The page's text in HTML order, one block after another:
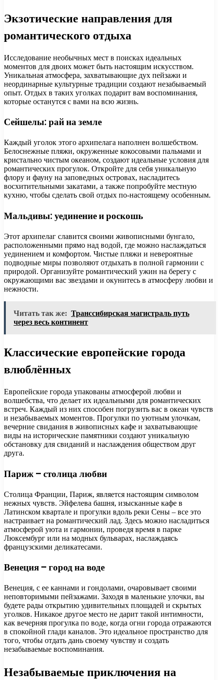
Экзотические направления для
романтического отдыха
Исследование необычных мест в поисках идеальных
моментов для двоих может быть настоящим искусством.
Уникальная атмосфера, захватывающие дух пейзажи и
неординарные культурные традиции создают незабываемый
опыт. Отдых в таких уголках подарит вам воспоминания,
которые останутся с вами на всю жизнь.
Сейшелы: рай на земле
Каждый уголок этого архипелага наполнен волшебством.
Белоснежные пляжи, окруженные кокосовыми пальмами и
кристально чистым океаном, создают идеальные условия для
романтических прогулок. Откройте для себя уникальную
флору и фауну на заповедных островах, насладитесь
восхитительными закатами, а также попробуйте местную
кухню, чтобы сделать свой отдых по-настоящему особенным.
Мальдивы: уединение и роскошь
Этот архипелаг славится своими живописными бунгало,
расположенными прямо над водой, где можно наслаждаться
уединением и комфортом. Чистые пляжи и невероятные
подводные миры позволяют отдыхать в полной гармонии с
природой. Организуйте романтический ужин на берегу с
окружающими вас звездами и окунитесь в атмосферу любви и
нежности.
Читать так же: Транссибирская магистраль путь
через весь континент
Классические европейские города
влюблённых
Европейские города упакованы атмосферой любви и
волшебства, что делает их идеальными для романтических
встреч. Каждый из них способен погрузить вас в океан чувств
и незабываемых моментов. Прогулки по уютным улочкам,
вечерние свидания в живописных кафе и захватывающие
виды на исторические памятники создают уникальную
обстановку для свиданий и наслаждения обществом друг
друга.
Париж – столица любви
Столица Франции, Париж, является настоящим символом
нежных чувств. Эйфелева башня, изысканные кафе в
Латинском квартале и прогулки вдоль реки Сены – все это
настраивает на романтический лад. Здесь можно насладиться
атмосферой уюта и гармонии, проведя время в парке
Люксембург или на модных бульварах, наслаждаясь
французскими деликатесами.
Венеция – город на воде
Венеция, с ее каннами и гондолами, очаровывает своими
неповторимыми пейзажами. Заходя в маленькие улочки, вы
будете рады открытию удивительных площадей и скрытых
уголков. Никакое другое место не дарит такой интимности,
как вечерняя прогулка по воде, когда огни города отражаются
в спокойной глади каналов. Это идеальное пространство для
того, чтобы отдать дань своему чувству и создать
незабываемые воспоминания.
Незабываемые приключения на